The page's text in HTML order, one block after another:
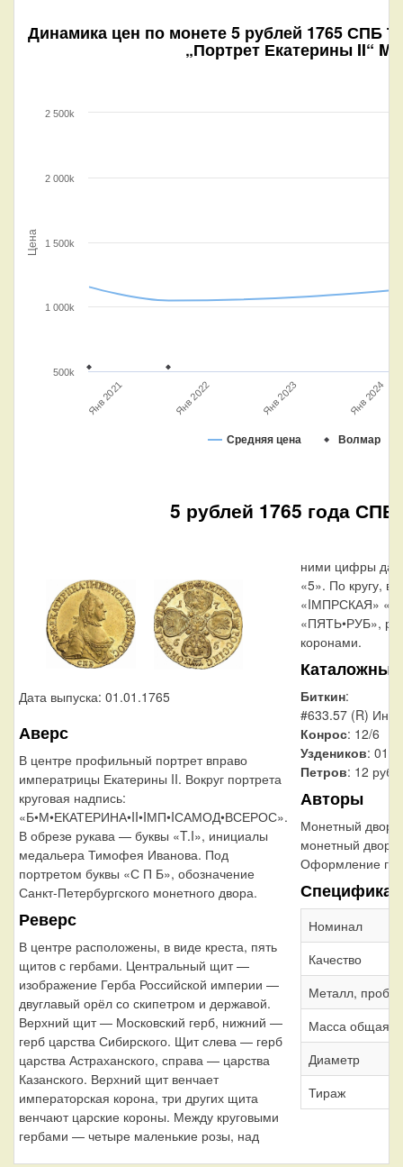
Динамика цен по монете5 рублей 1765 СПБ
„Портрет Екатерины II“ MS
Цена
Средняя цена Волмар
Янв 2021 Янв 2022 Янв 2023 Янв 2024
500k
1 000k
1 500k
2 000k
2 500k
5 рублей 1765 года
Дата выпуска: 01.01.1765
Аверс
В центре профильный портрет вправо
императрицы Екатерины II. Вокруг портрета
круговая надпись:
«Б•М•ЕКАТЕРИНА•II•IМП•IСАМОД•ВСЕРОС».
В обрезе рукава — буквы «T.I», инициалы
медальера Тимофея Иванова. Под
портретом буквы «С П Б», обозначение
Санкт-Петербургского монетного двора.
Реверс
В центре расположены, в виде креста, пять
щитов с гербами. Центральный щит —
изображение Герба Российской империи —
двуглавый орёл со скипетром и державой.
Верхний щит — Московский герб, нижний —
герб царства Сибирского. Щит слева — герб
царства Астраханского, справа — царства
Казанского. Верхний щит венчает
императорская корона, три других щита
венчают царские короны. Между круговыми
гербами — четыре маленькие розы, над
ними цифры
«5». По кругу,
«IМПРСКАЯ»
«ПЯТЬ•РУБ»,
коронами.
Биткин:
#633.57 (R)
Конрос: 12/6
Уздеников:
Петров: 12
Авторы
Монетный двор:
монетный двор
Оформление
Номинал
Качество
Металл, проба
Масса общая
Диаметр
Тираж